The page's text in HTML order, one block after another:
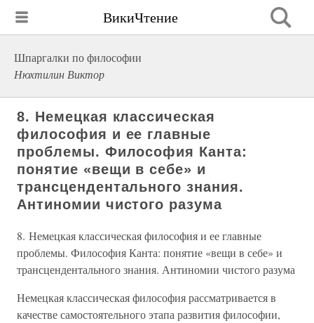
ВикиЧтение
Шпаргалки по философии
Нюхтилин Виктор
8. Немецкая классическая
философия и ее главные
проблемы. Философия Канта:
понятие «вещи в себе» и
трансцендентального знания.
Антиномии чистого разума
8. Немецкая классическая философия и ее главные
проблемы. Философия Канта: понятие «вещи в себе» и
трансцендентального знания. Антиномии чистого разума
Немецкая классическая философия рассматривается в
качестве самостоятельного этапа развития философии,